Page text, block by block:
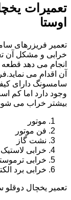
تعمیرات
اوستا
تعمیر فریزرهای
خرابی و مشکل آن
انجام می دهد
آن اقدام می
سامسونگ دارای
وجود دارد اما کم
بیشتر خراب می
موتور
فن موتور
نشت گاز
خرابی
خرابی
خرابی برد
تعمیر یخچال